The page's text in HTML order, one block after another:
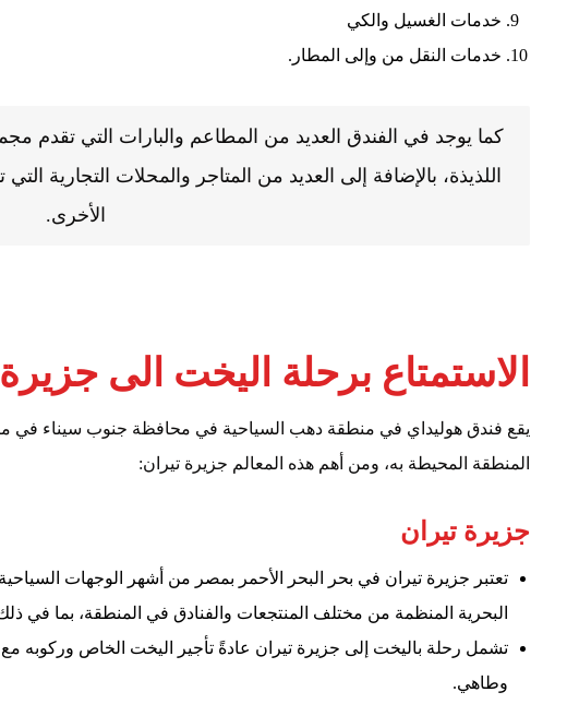
خدمات الغسيل والكي
خدمات النقل من وإلى المطار.
كما يوجد في الفندق العديد من المطاعم والبارات التي تقدم
اللذيذة، بالإضافة إلى العديد من المتاجر والمحلات التجارية التي
الأخرى.
الاستمتاع برحلة اليخت الى
يقع فندق هوليداي في منطقة دهب السياحية في محافظة جنوب سيناء في
المنطقة المحيطة به، ومن أهم هذه المعالم جزيرة تيران:
جزيرة تيران
تعتبر جزيرة تيران في بحر البحر الأحمر بمصر من أشهر الوجهات
البحرية المنظمة من مختلف المنتجعات والفنادق في المنطقة، بما في
تشمل رحلة باليخت إلى جزيرة تيران عادةً تأجير اليخت الخاص
وطاهي.